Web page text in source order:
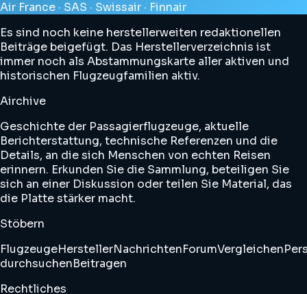
Air France · SAS · Swissair · Finnair
Es sind noch keine herstellerweiten redaktionellen
Beiträge beigefügt. Das Herstellerverzeichnis ist
immer noch als Abstammungskarte aller aktiven und
historischen Flugzeugfamilien aktiv.
Airchive
Geschichte der Passagierflugzeuge, aktuelle
Berichterstattung, technische Referenzen und die
Details, an die sich Menschen von echten Reisen
erinnern. Erkunden Sie die Sammlung, beteiligen Sie
sich an einer Diskussion oder teilen Sie Material, das
die Platte stärker macht.
Stöbern
FlugzeugeHerstellerNachrichtenForumVergleichen
durchsuchenBeitragen
Rechtliches